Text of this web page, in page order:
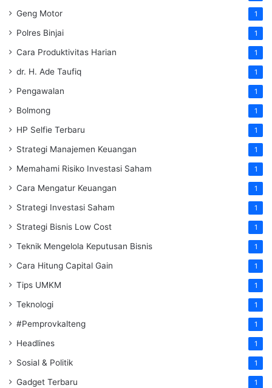
Geng Motor 1
Polres Binjai 1
Cara Produktivitas Harian 1
dr. H. Ade Taufiq 1
Pengawalan 1
Bolmong 1
HP Selfie Terbaru 1
Strategi Manajemen Keuangan 1
Memahami Risiko Investasi Saham 1
Cara Mengatur Keuangan 1
Strategi Investasi Saham 1
Strategi Bisnis Low Cost 1
Teknik Mengelola Keputusan Bisnis 1
Cara Hitung Capital Gain 1
Tips UMKM 1
Teknologi 1
#Pemprovkalteng 1
Headlines 1
Sosial & Politik 1
Gadget Terbaru 1